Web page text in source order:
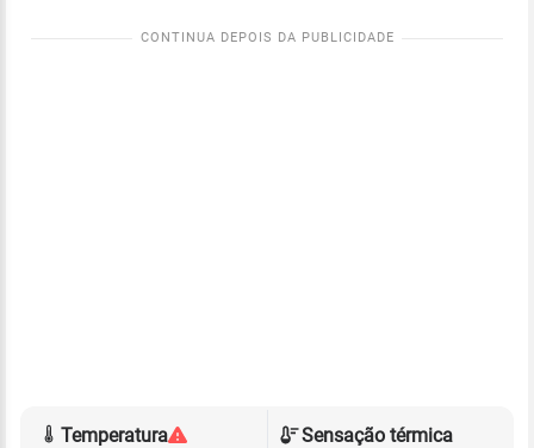
Temperatura
Sensação térmica